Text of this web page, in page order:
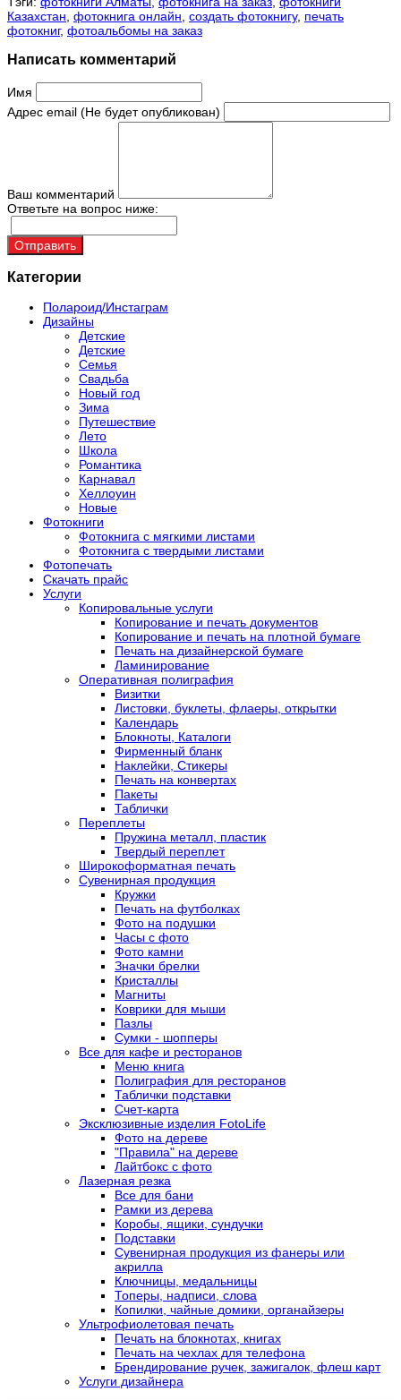
Казахстан, фотокнига онлайн, создать фотокнигу, печать
фотокниг, фотоальбомы на заказ
Написать комментарий
Имя
Адрес email (Не будет опубликован)
Ваш комментарий
Ответьте на вопрос ниже:
Отправить
Категории
Полароид/Инстаграм
Дизайны
Детские
Детские
Семья
Свадьба
Новый год
Зима
Путешествие
Лето
Школа
Романтика
Карнавал
Хеллоуин
Новые
Фотокниги
Фотокнига с мягкими листами
Фотокнига с твердыми листами
Фотопечать
Скачать прайс
Услуги
Копировальные услуги
Копирование и печать документов
Копирование и печать на плотной бумаге
Печать на дизайнерской бумаге
Ламинирование
Оперативная полиграфия
Визитки
Листовки, буклеты, флаеры, открытки
Календарь
Блокноты, Каталоги
Фирменный бланк
Наклейки, Стикеры
Печать на конвертах
Пакеты
Таблички
Переплеты
Пружина металл, пластик
Твердый переплет
Широкоформатная печать
Сувенирная продукция
Кружки
Печать на футболках
Фото на подушки
Часы с фото
Фото камни
Значки брелки
Кристаллы
Магниты
Коврики для мыши
Пазлы
Сумки - шопперы
Все для кафе и ресторанов
Меню книга
Полиграфия для ресторанов
Таблички подставки
Счет-карта
Эксклюзивные изделия FotoLife
Фото на дереве
"Правила" на дереве
Лайтбокс с фото
Лазерная резка
Все для бани
Рамки из дерева
Коробы, ящики, сундучки
Подставки
Сувенирная продукция из фанеры или
акрилла
Ключницы, медальницы
Топеры, надписи, слова
Копилки, чайные домики, органайзеры
Ультрофиолетовая печать
Печать на блокнотах, книгах
Печать на чехлах для телефона
Брендирование ручек, зажигалок, флеш карт
Услуги дизайнера